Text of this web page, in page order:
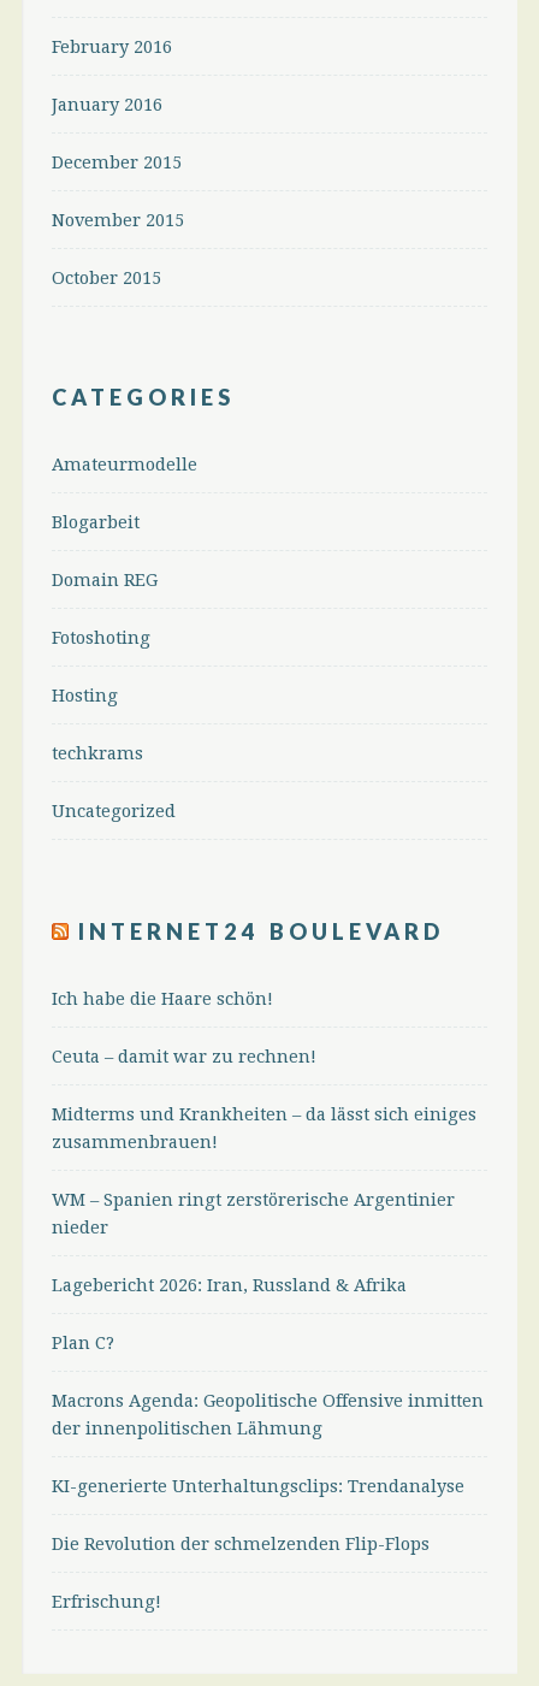
February 2016
January 2016
December 2015
November 2015
October 2015
CATEGORIES
Amateurmodelle
Blogarbeit
Domain REG
Fotoshoting
Hosting
techkrams
Uncategorized
INTERNET24 BOULEVARD
Ich habe die Haare schön!
Ceuta – damit war zu rechnen!
Midterms und Krankheiten – da lässt sich einiges
zusammenbrauen!
WM – Spanien ringt zerstörerische Argentinier
nieder
Lagebericht 2026: Iran, Russland & Afrika
Plan C?
Macrons Agenda: Geopolitische Offensive inmitten
der innenpolitischen Lähmung
KI-generierte Unterhaltungsclips: Trendanalyse
Die Revolution der schmelzenden Flip-Flops
Erfrischung!